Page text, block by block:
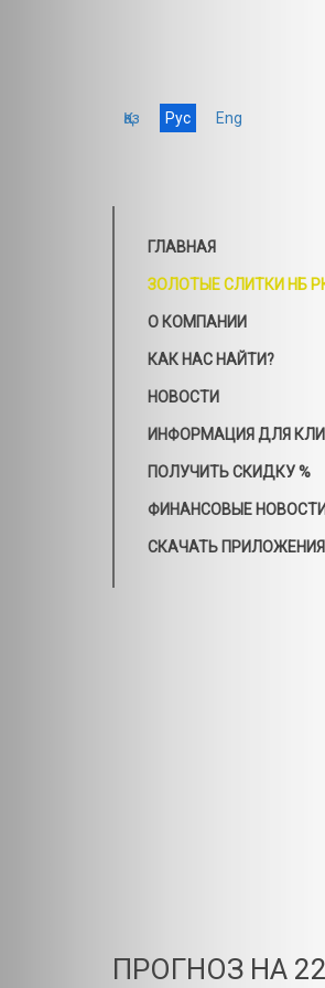
Қаз Рус Eng
ГЛАВНАЯ
ЗОЛОТЫЕ СЛИТКИ НБ
О КОМПАНИИ
КАК НАС НАЙТИ?
НОВОСТИ
ИНФОРМАЦИЯ ДЛЯ
ПОЛУЧИТЬ СКИДКУ %
ФИНАНСОВЫЕ
СКАЧАТЬ ПРИЛОЖЕНИЯ
ПРОГНОЗ НА